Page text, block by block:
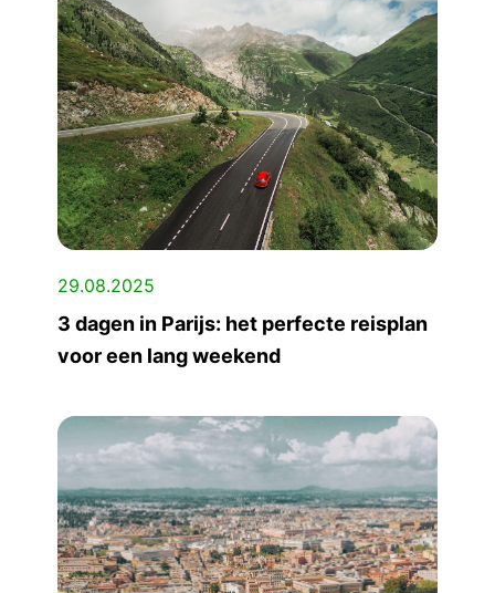
29.08.2025
3 dagen in Parijs: het perfecte reisplan
voor een lang weekend